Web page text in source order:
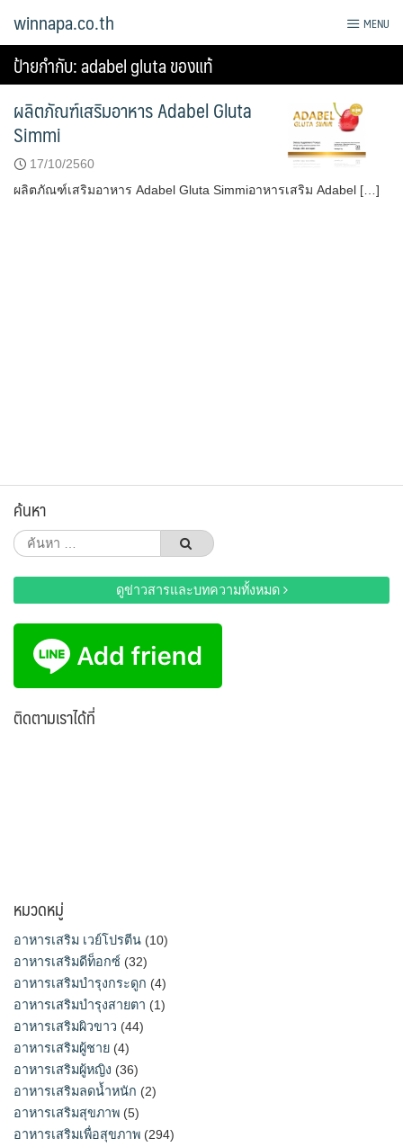
winnapa.co.th MENU
ป้ายกำกับ:adabel gluta ของแท้
ผลิตภัณฑ์เสริมอาหาร Adabel Gluta
Simmi
17/10/2560
ผลิตภัณฑ์เสริมอาหาร Adabel Gluta Simmiอาหารเสริม Adabel […]
ค้นหา
ค้นหา
สำหรับ:
ดูข่าวสารและบทความทั้งหมด
ติดตามเราได้ที่
หมวดหมู่
อาหารเสริม เวย์โปรตีน (10)
อาหารเสริมดีท็อกซ์ (32)
อาหารเสริมบำรุงกระดูก (4)
อาหารเสริมบำรุงสายตา (1)
อาหารเสริมผิวขาว (44)
อาหารเสริมผู้ชาย (4)
อาหารเสริมผู้หญิง (36)
อาหารเสริมลดน้ำหนัก (2)
อาหารเสริมสุขภาพ (5)
อาหารเสริมเพื่อสุขภาพ (294)